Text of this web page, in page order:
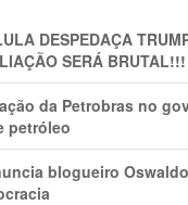
DESPEDAÇA
SERÁ BRUTAL!!!
da Petrobras no
petróleo
blogueiro